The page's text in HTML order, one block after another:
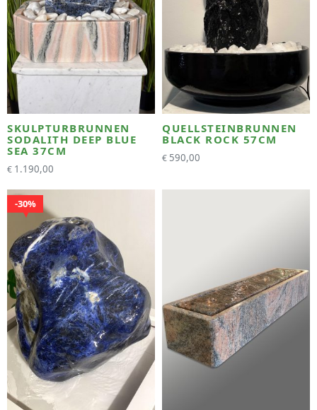
SKULPTURBRUNNEN
SODALITH DEEP BLUE
SEA 37CM
€ 1.190,00
QUELLSTEINBRUNNEN
BLACK ROCK 57CM
€ 590,00
30%